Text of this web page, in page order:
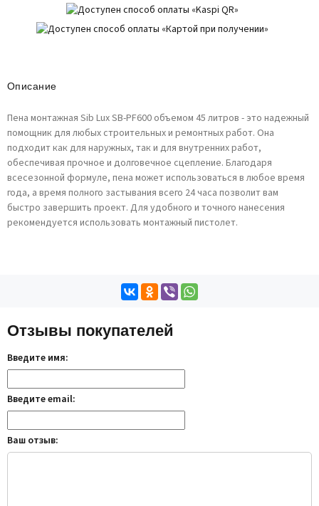
Описание
Пена монтажная Sib Lux SB-PF600 объемом 45 литров - это надежный
помощник для любых строительных и ремонтных работ. Она
подходит как для наружных, так и для внутренних работ,
обеспечивая прочное и долговечное сцепление. Благодаря
всесезонной формуле, пена может использоваться в любое время
года, а время полного застывания всего 24 часа позволит вам
быстро завершить проект. Для удобного и точного нанесения
рекомендуется использовать монтажный пистолет.
Отзывы покупателей
Введите имя:
Введите email:
Ваш отзыв: